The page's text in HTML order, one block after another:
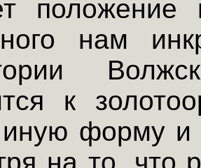
положение
нам
к
форму и